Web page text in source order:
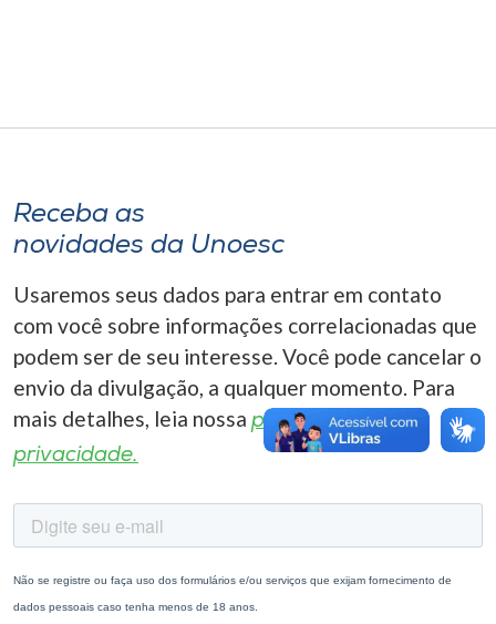
Selecione
o idioma
Receba as
novidades da Unoesc
Usaremos seus dados para entrar em contato
com você sobre informações correlacionadas que
podem ser de seu interesse. Você pode cancelar o
envio da divulgação, a qualquer momento. Para
mais detalhes, leia nossa política de
privacidade.